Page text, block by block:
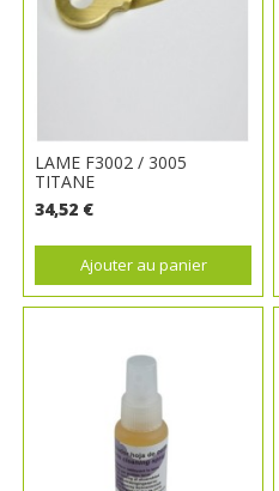
LAME F3002 / 3005
TITANE
34,52 €
Ajouter au panier